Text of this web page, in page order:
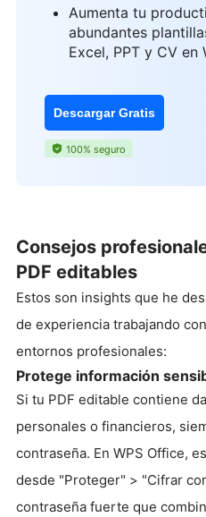
Aumenta tu
abundantes
Excel, PPT y CV en
Descargar Gratis
100% seguro
Consejos
PDF editables
Estos son insights que he
de experiencia trabajando
entornos profesionales:
Protege información
Si tu PDF editable contiene
personales o financieros,
contraseña. En WPS Office,
desde "Proteger" > "Cifrar
contraseña fuerte que